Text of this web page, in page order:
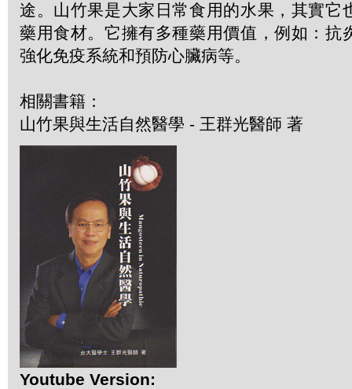
途。山竹果是大家日常食用的水果，其實它
藥用食材。它擁有多種藥用價值，例如：抗
強化免疫系統和預防心臟病等。
相關書籍：
山竹果與生活自然醫學 - 王群光醫師 著
Youtube Version: